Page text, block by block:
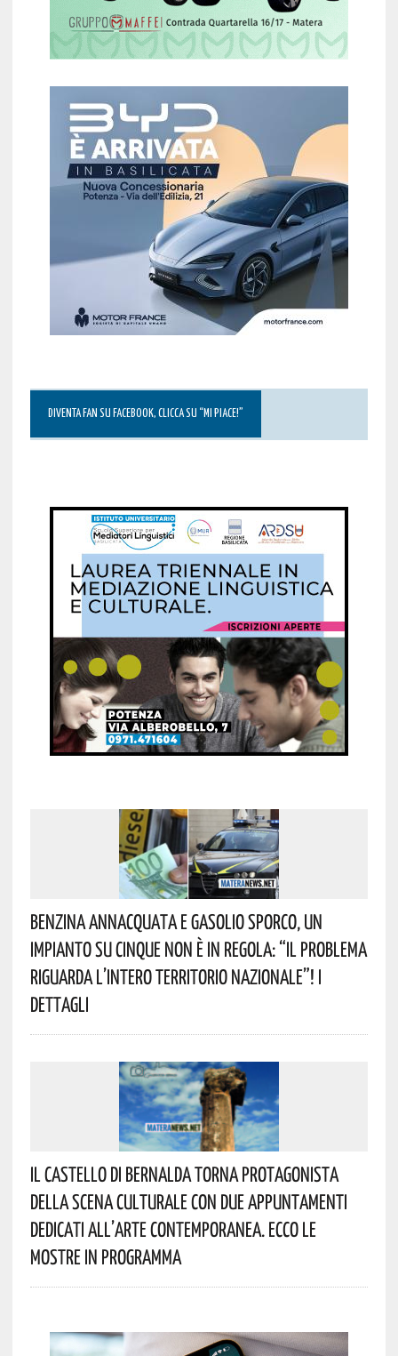
DIVENTA FAN SU FACEBOOK, CLICCA SU “MI PIACE!”
Benzina Annacquata E Gasolio Sporco, Un
Impianto Su Cinque Non È In Regola: “il Problema
Riguarda L’intero Territorio Nazionale”! I
Dettagli
Il Castello Di Bernalda Torna Protagonista
Della Scena Culturale Con Due Appuntamenti
Dedicati All’arte Contemporanea. Ecco Le
Mostre In Programma